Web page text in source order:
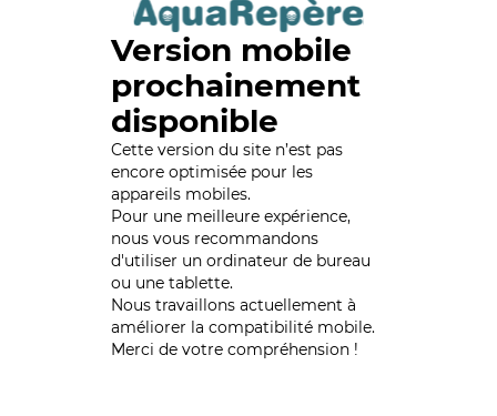
Version mobile
prochainement
disponible
Cette version du site n’est pas
encore optimisée pour les
appareils mobiles.
Pour une meilleure expérience,
nous vous recommandons
d'utiliser un ordinateur de bureau
ou une tablette.
Nous travaillons actuellement à
améliorer la compatibilité mobile.
Merci de votre compréhension !